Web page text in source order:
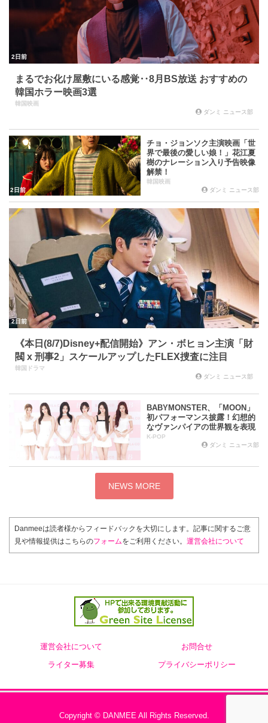
2日前
まるでお化け屋敷にいる感覚‥8月BS放送 おすすめの
韓国ホラー映画3選
韓国映画
ダンミ ニュース部
2日前
チョ・ジョンソク主演映画「世
界で最後の愛しい娘！」花江夏
樹のナレーション入り予告映像
解禁！
韓国映画
ダンミ ニュース部
2日前
《本日(8/7)Disney+配信開始》アン・ボヒョン主演「財
閥 x 刑事2」スケールアップしたFLEX捜査に注目
韓国ドラマ
ダンミ ニュース部
BABYMONSTER、「MOON」
初パフォーマンス披露！幻想的
なヴァンパイアの世界観を表現
K-POP
ダンミ ニュース部
NEWS MORE
Danmeeは読者様からフィードバックを大切にします。記事に関するご意
見や情報提供はこちらのフォームをご利用ください。運営会社について
運営会社について お問合せ
ライター募集 プライバシーポリシー
Copyright © DANMEE All Rights Reserved.